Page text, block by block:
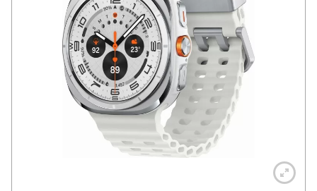
Согласен cполитикой
конфиденциальности